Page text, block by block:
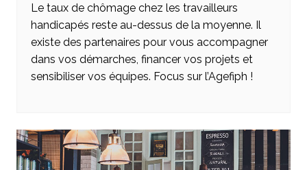
Le taux de chômage chez les travailleurs
handicapés reste au-dessus de la moyenne. Il
existe des partenaires pour vous accompagner
dans vos démarches, financer vos projets et
sensibiliser vos équipes. Focus sur l’Agefiph !